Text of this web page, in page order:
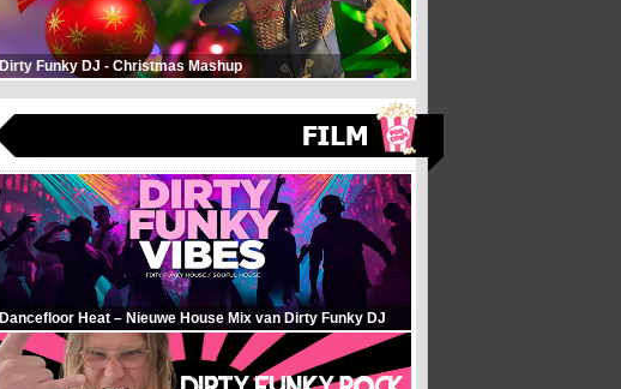
Dirty Funky DJ - Christmas Mashup
Dancefloor Heat – Nieuwe House Mix van Dirty Funky DJ